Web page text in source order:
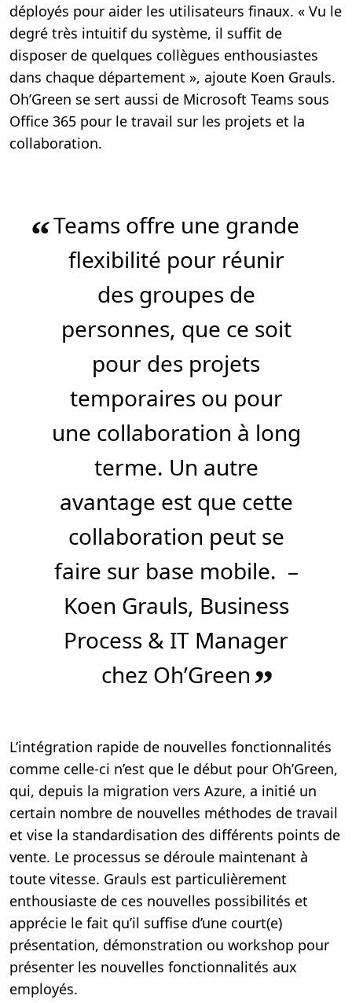
déployés pour aider les utilisateurs finaux. « Vu le
degré très intuitif du système, il suffit de
disposer de quelques collègues enthousiastes
dans chaque département », ajoute Koen Grauls.
Oh’Green se sert aussi de Microsoft Teams sous
Office 365 pour le travail sur les projets et la
collaboration.
“Teams offre une grande
flexibilité pour réunir
des groupes de
personnes, que ce soit
pour des projets
temporaires ou pour
une collaboration à long
terme. Un autre
avantage est que cette
collaboration peut se
faire sur base mobile. –
Koen Grauls, Business
Process & IT Manager
chez Oh’Green”
L’intégration rapide de nouvelles fonctionnalités
comme celle-ci n’est que le début pour Oh’Green,
qui, depuis la migration vers Azure, a initié un
certain nombre de nouvelles méthodes de travail
et vise la standardisation des différents points de
vente. Le processus se déroule maintenant à
toute vitesse. Grauls est particulièrement
enthousiaste de ces nouvelles possibilités et
apprécie le fait qu’il suffise d’une court(e)
présentation, démonstration ou workshop pour
présenter les nouvelles fonctionnalités aux
employés.